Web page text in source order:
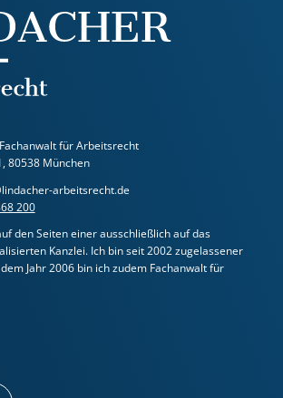
für Arbeitsrecht
80538 München
arbeitsrecht.de
200
den Seiten einer ausschließlich auf das
Kanzlei. Ich bin seit 2002 zugelassener
Jahr 2006 bin ich zudem Fachanwalt für